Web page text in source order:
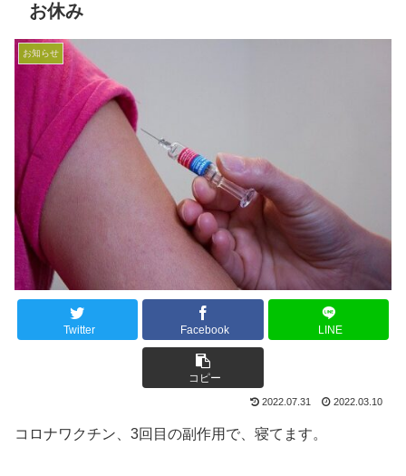
お休み
お知らせ
Twitter Facebook LINE
コピー
2022.07.31 2022.03.10
コロナワクチン、3回目の副作用で、寝てます。